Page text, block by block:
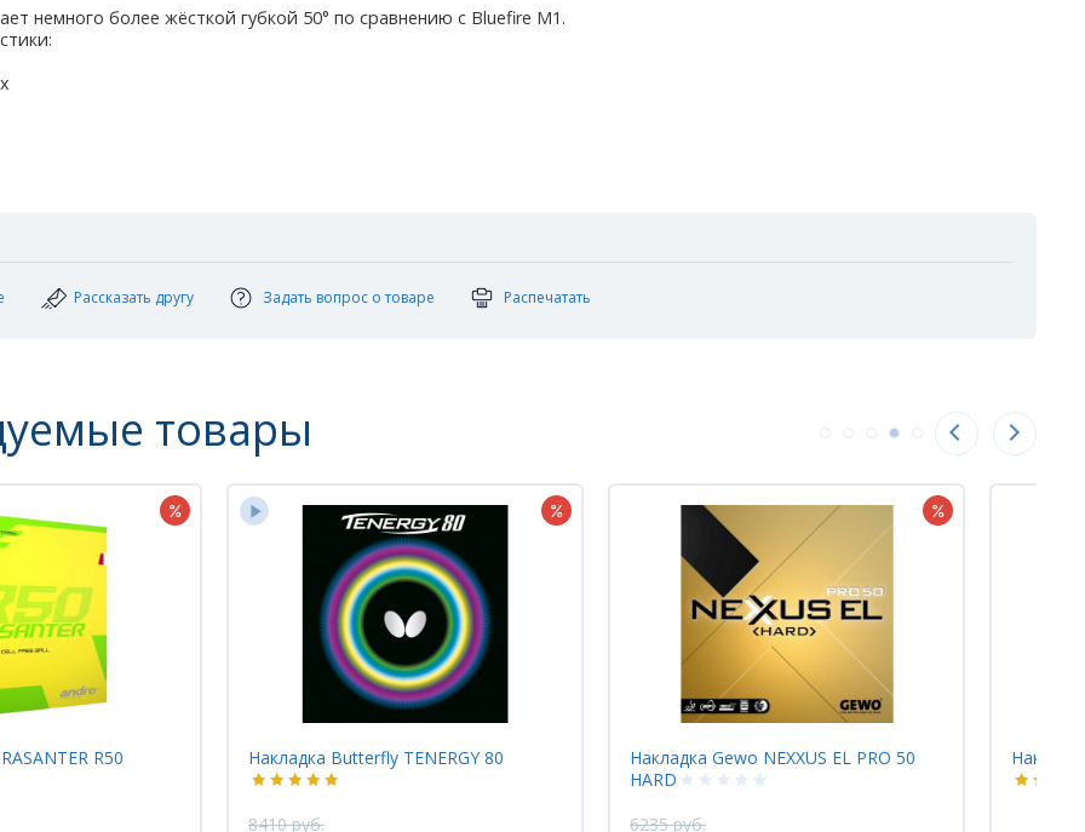
немного более жёсткой губкой 50° по сравнению с Bluefire M1.
Рассказать другу Задать вопрос о товаре Распечатать
товары
TENERGY 80
Накладка Gewo NEXXUS EL PRO 50
HARD
6235 руб.
Накладка Donic BLUEFIRE M2